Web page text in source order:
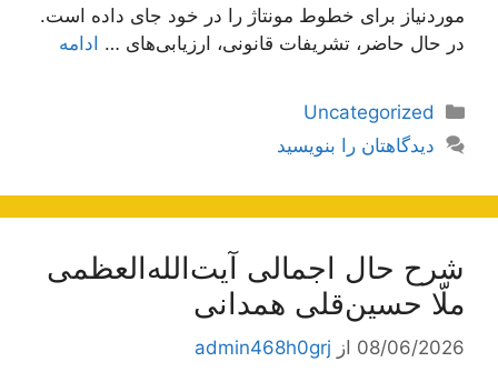
موردنیاز برای خطوط مونتاژ را در خود جای داده است.
در حال حاضر، تشریفات قانونی، ارزیابی‌های … ادامه
دسته‌ها
Uncategorized
دیدگاهتان را بنویسید
شرح حال اجمالی آیت‌الله‌العظمی
ملّا حسین‌قلی همدانی
08/06/2026 از admin468h0grj